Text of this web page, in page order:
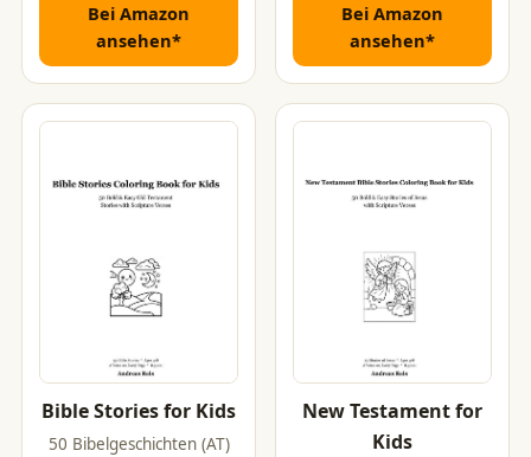
Bei Amazon
ansehen*
Bei Amazon
ansehen*
Bible Stories for Kids
50 Bibelgeschichten (AT)
New Testament for
Kids